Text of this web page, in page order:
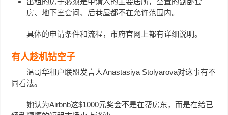
房、地下室套间、后巷屋都不在允许范围内。
具体的申请条件和流程，市府官网上都有详细说明。
有人趁机钻空子
温哥华租户联盟发言人Anastasiya Stolyarova对这事有不
同看法。
她认为Airbnb这$1000元奖金不是在帮房东，而是在给已